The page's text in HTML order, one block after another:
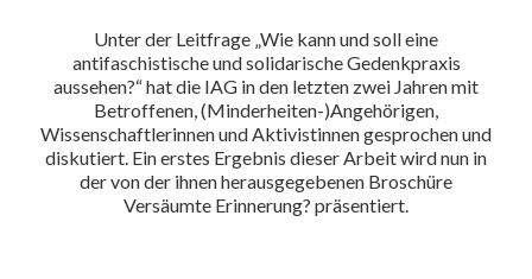
Unter der Leitfrage „Wie kann und soll eine
antifaschistische und solidarische Gedenkpraxis
aussehen?“ hat die IAG in den letzten zwei Jahren mit
Betroffenen, (Minderheiten-)Angehörigen,
Wissenschaftlerinnen und Aktivistinnen gesprochen und
diskutiert. Ein erstes Ergebnis dieser Arbeit wird nun in
der von der ihnen herausgegebenen Broschüre
Versäumte Erinnerung? präsentiert.